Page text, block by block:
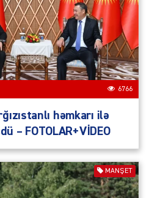
6766
həmkarı ilə
– FOTOLAR+VİDEO
MANŞET